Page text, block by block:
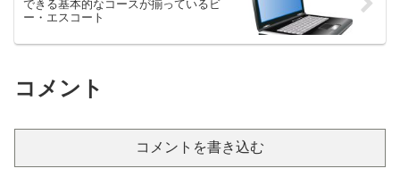
できる基本的なコースが揃っているビ
ー・エスコート
コメント
コメントを書き込む